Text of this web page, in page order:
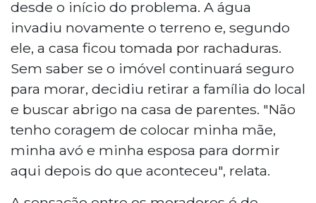
desde o início do problema. A água
invadiu novamente o terreno e, segundo
ele, a casa ficou tomada por rachaduras.
Sem saber se o imóvel continuará seguro
para morar, decidiu retirar a família do local
e buscar abrigo na casa de parentes. "Não
tenho coragem de colocar minha mãe,
minha avó e minha esposa para dormir
aqui depois do que aconteceu", relata.